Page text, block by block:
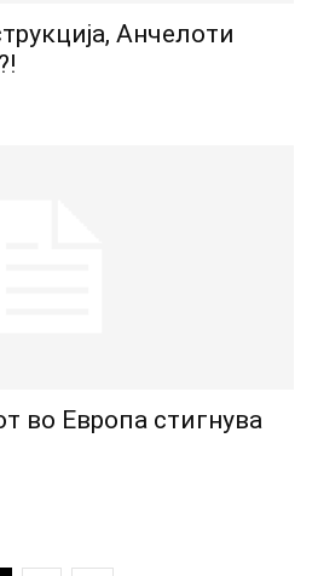
Анчелоти
во Европа стигнува